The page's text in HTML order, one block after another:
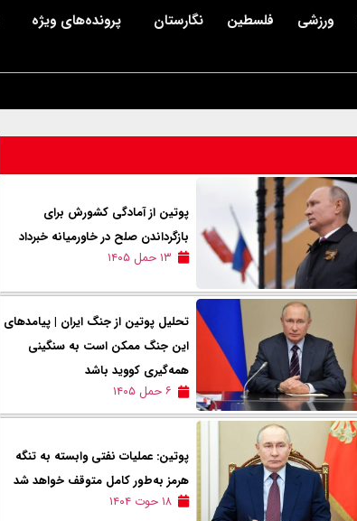
ورزشی فلسطین نگارستان پرونده‌های ویژه
پوتین از آمادگی کشورش برای
بازگرداندن صلح در خاورمیانه خبرداد
۱۳ حمل ۱۴۰۵
تحلیل پوتین از جنگ ایران | پیامدهای
این جنگ ممکن است به سنگینی
همه‌گیری کووید باشد
۶ حمل ۱۴۰۵
پوتین: عملیات نفتی وابسته به تنگه
هرمز به‌طور کامل متوقف خواهد شد
۱۸ حوت ۱۴۰۴